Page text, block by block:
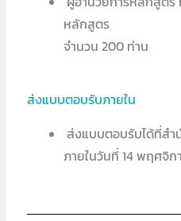
หลักสูตร
จำนวน 200 ท่าน
ส่งแบบตอบรับภายใน
ส่งแบบตอบรับได้ที่ส
ภายในวันที่ 14 พฤศจิก